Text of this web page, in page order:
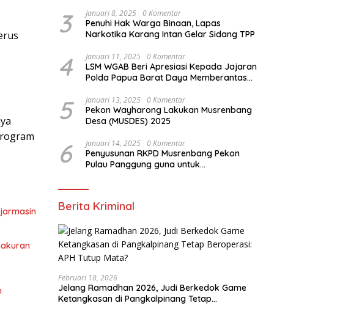
3 Januari 8, 2025 0 Komentar
Penuhi Hak Warga Binaan, Lapas
Narkotika Karang Intan Gelar Sidang TPP
4 Januari 11, 2025 0 Komentar
LSM WGAB Beri Apresiasi Kepada Jajaran
Polda Papua Barat Daya Memberantas
Mining
5 Januari 13, 2025 0 Komentar
Pekon Wayharong Lakukan Musrenbang
Desa (MUSDES) 2025
6 Januari 14, 2025 0 Komentar
Penyusunan RKPD Musrenbang Pekon
Pulau Panggung guna untuk
2026
Berita Kriminal
Februari 18, 2026
Jelang Ramadhan 2026, Judi Berkedok Game
Ketangkasan di Pangkalpinang Tetap